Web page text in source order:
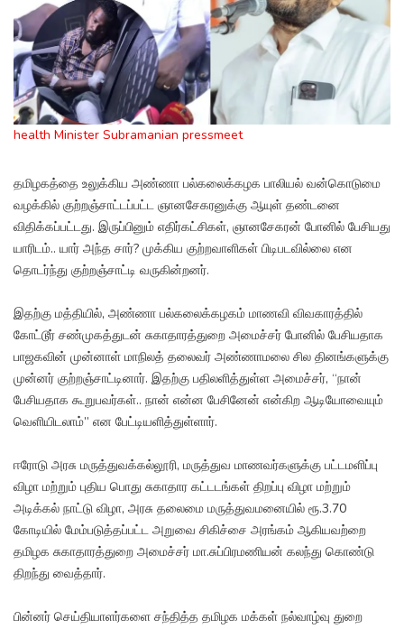
health Minister Subramanian pressmeet
தமிழகத்தை உலுக்கிய அண்ணா பல்கலைக்கழக பாலியல் வன்கொடுமை
வழக்கில் குற்றஞ்சாட்டப்பட்ட ஞானசேகரனுக்கு ஆயுள் தண்டனை
விதிக்கப்பட்டது. இருப்பினும் எதிர்கட்சிகள், ஞானசேகரன் போனில் பேசியது
யாரிடம்.. யார் அந்த சார்? முக்கிய குற்றவாளிகள் பிடிபடவில்லை என
தொடர்ந்து குற்றஞ்சாட்டி வருகின்றனர்.
இதற்கு மத்தியில், அண்ணா பல்கலைக்கழகம் மாணவி விவகாரத்தில்
கோட்டூர் சண்முகத்துடன் சுகாதாரத்துறை அமைச்சர் போனில் பேசியதாக
பாஜகவின் முன்னாள் மாநிலத் தலைவர் அண்ணாமலை சில தினங்களுக்கு
முன்னர் குற்றஞ்சாட்டினார். இதற்கு பதிலளித்துள்ள அமைச்சர், “நான்
பேசியதாக கூறுபவர்கள்.. நான் என்ன பேசினேன் என்கிற ஆடியோவையும்
வெளியிடலாம்” என பேட்டியளித்துள்ளார்.
ஈரோடு அரசு மருத்துவக்கல்லூரி, மருத்துவ மாணவர்களுக்கு பட்டமளிப்பு
விழா மற்றும் புதிய பொது சுகாதார கட்டடங்கள் திறப்பு விழா மற்றும்
அடிக்கல் நாட்டு விழா, அரசு தலைமை மருத்துவமனையில் ரூ.3.70
கோடியில் மேம்படுத்தப்பட்ட அறுவை சிகிச்சை அரங்கம் ஆகியவற்றை
தமிழக சுகாதாரத்துறை அமைச்சர் மா.சுப்பிரமணியன் கலந்து கொண்டு
திறந்து வைத்தார்.
பின்னர் செய்தியாளர்களை சந்தித்த தமிழக மக்கள் நல்வாழ்வு துறை